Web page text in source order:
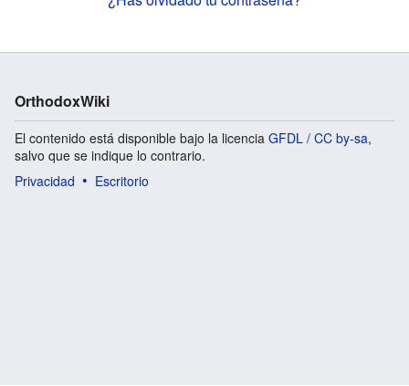
OrthodoxWiki
El contenido está disponible bajo la licencia GFDL / CC by-sa,
salvo que se indique lo contrario.
Privacidad
Escritorio